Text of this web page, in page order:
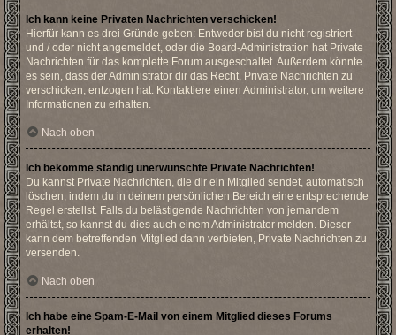
Ich kann keine Privaten Nachrichten verschicken!
Hierfür kann es drei Gründe geben: Entweder bist du nicht registriert
und / oder nicht angemeldet, oder die Board-Administration hat Private
Nachrichten für das komplette Forum ausgeschaltet. Außerdem könnte
es sein, dass der Administrator dir das Recht, Private Nachrichten zu
verschicken, entzogen hat. Kontaktiere einen Administrator, um weitere
Informationen zu erhalten.
Nach oben
Ich bekomme ständig unerwünschte Private Nachrichten!
Du kannst Private Nachrichten, die dir ein Mitglied sendet, automatisch
löschen, indem du in deinem persönlichen Bereich eine entsprechende
Regel erstellst. Falls du belästigende Nachrichten von jemandem
erhältst, so kannst du dies auch einem Administrator melden. Dieser
kann dem betreffenden Mitglied dann verbieten, Private Nachrichten zu
versenden.
Nach oben
Ich habe eine Spam-E-Mail von einem Mitglied dieses Forums
erhalten!